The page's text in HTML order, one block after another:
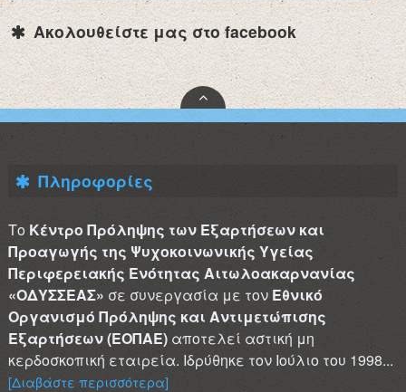
Ακολουθείστε μας στο facebook
Πληροφορίες
Το Κέντρο Πρόληψης των Εξαρτήσεων και
Προαγωγής της Ψυχοκοινωνικής Υγείας
Περιφερειακής Ενότητας Αιτωλοακαρνανίας
«ΟΔΥΣΣΕΑΣ» σε συνεργασία με τον Εθνικό
Οργανισμό Πρόληψης και Αντιμετώπισης
Εξαρτήσεων (ΕΟΠΑΕ)αποτελεί αστική μη
κερδοσκοπική εταιρεία. Ιδρύθηκε τον Ιούλιο του 1998...
[Διαβάστε περισσότερα]